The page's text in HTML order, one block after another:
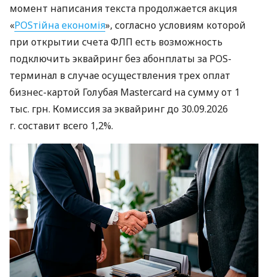
момент написания текста продолжается акция
«POSтійна економія», согласно условиям которой
при открытии счета ФЛП есть возможность
подключить эквайринг без абонплаты за POS-
терминал в случае осуществления трех оплат
бизнес-картой Голубая Mastercard на сумму от 1
тыс. грн. Комиссия за эквайринг до 30.09.2026
г. составит всего 1,2%.